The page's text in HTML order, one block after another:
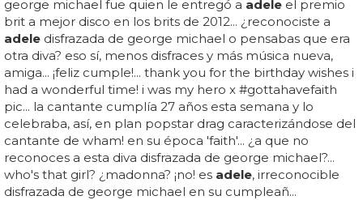
george michael fue quien le entregó a adele el premio
brit a mejor disco en los brits de 2012... ¿reconociste a
adele disfrazada de george michael o pensabas que era
otra diva? eso sí, menos disfraces y más música nueva,
amiga... ¡feliz cumple!... thank you for the birthday wishes i
had a wonderful time! i was my hero x #gottahavefaith
pic... la cantante cumplía 27 años esta semana y lo
celebraba, así, en plan popstar drag caracterizándose del
cantante de wham! en su época 'faith'... ¿a que no
reconoces a esta diva disfrazada de george michael?...
who's that girl? ¿madonna? ¡no! es adele, irreconocible
disfrazada de george michael en su cumpleañ...